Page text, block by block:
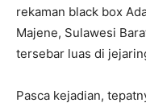
rekaman black box
Majene, Sulawesi
tersebar luas di
Pasca kejadian,